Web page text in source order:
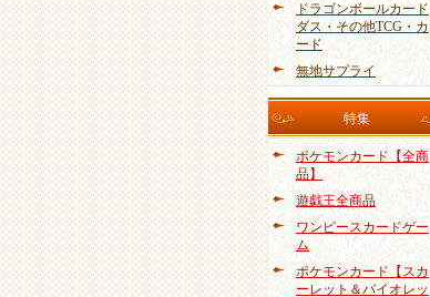
ドラゴンボールカード
ダス・その他TCG・カ
ード
無地サプライ
特集
ポケモンカード【全商
品】
遊戯王全商品
ワンピースカードゲー
ム
ポケモンカード【スカ
ーレット＆バイオレッ